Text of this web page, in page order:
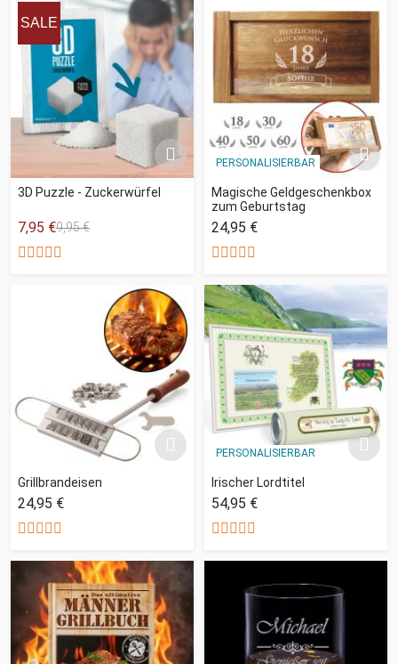
SALE
3D Puzzle - Zuckerwürfel
7,95 €9,95 €
PERSONALISIERBAR
Magische Geldgeschenkbox
zum Geburtstag
24,95 €
Grillbrandeisen
24,95 €
PERSONALISIERBAR
Irischer Lordtitel
54,95 €